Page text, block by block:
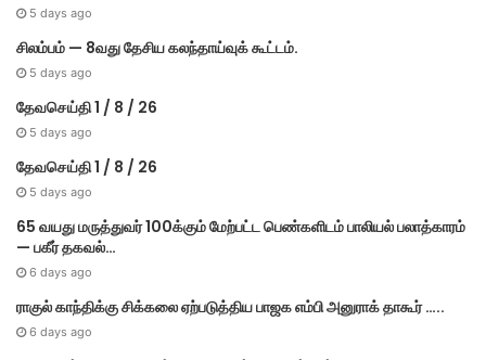
5 days ago
சிலம்பம் — 8வது தேசிய கலந்தாய்வுக் கூட்டம்.
5 days ago
தேவசெய்தி 1 / 8 / 26
5 days ago
தேவசெய்தி 1 / 8 / 26
5 days ago
65 வயது மருத்துவர் 100க்கும் மேற்பட்ட பெண்களிடம் பாலியல் பலாத்காரம்
— பகீர் தகவல்…
6 days ago
ராகுல் காந்திக்கு சிக்கலை ஏற்படுத்திய பாஜக எம்பி அனுராக் தாகூர் …..
6 days ago